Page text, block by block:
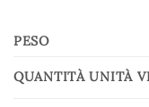
PESO
QUANTITÀ UNITÀ